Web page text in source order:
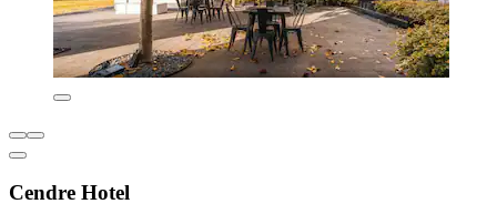
Cendre Hotel